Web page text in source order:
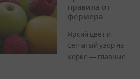
правила от
фермера
Яркий цвет и
сетчатый узор на
корке — главные